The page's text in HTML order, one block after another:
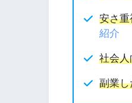
安さ重
紹介
社会人
副業し